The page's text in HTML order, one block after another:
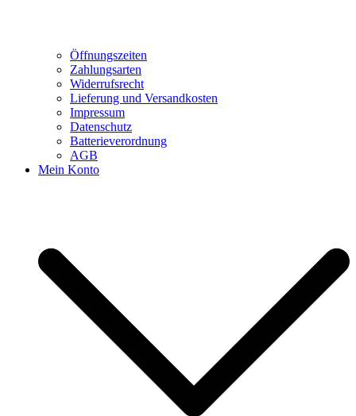
Öffnungszeiten
Zahlungsarten
Widerrufsrecht
Lieferung und Versandkosten
Impressum
Datenschutz
Batterieverordnung
AGB
Mein Konto